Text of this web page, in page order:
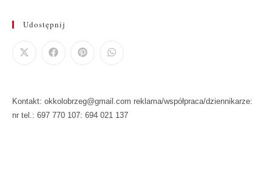
Udostępnij
Kontakt: okkolobrzeg@gmail.com reklama/współpraca/dziennikarze:
nr tel.: 697 770 107: 694 021 137